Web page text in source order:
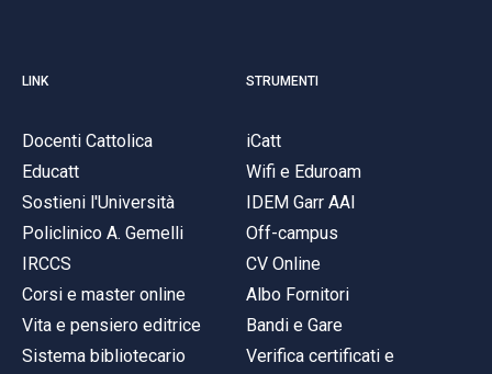
LINK
Docenti Cattolica
Educatt
Sostieni l'Università
Policlinico A. Gemelli
IRCCS
Corsi e master online
Vita e pensiero editrice
Sistema bibliotecario
STRUMENTI
iCatt
Wifi e Eduroam
IDEM Garr AAI
Off-campus
CV Online
Albo Fornitori
Bandi e Gare
Verifica certificati e